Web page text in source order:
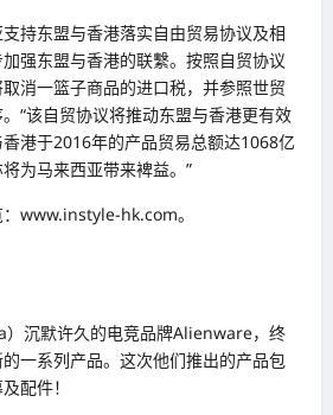
持东盟与香港落实自由贸易协议及相
强东盟与香港的联繫。按照自贸协议
消一篮子商品的进口税，并参照世贸
“该自贸协议将推动东盟与香港更有效
港于2016年的产品贸易总额达1068亿
为马来西亚带来裨益。”
www.instyle-hk.com。
沉默许久的电竞品牌Alienware，终
一系列产品。这次他们推出的产品包
配件！